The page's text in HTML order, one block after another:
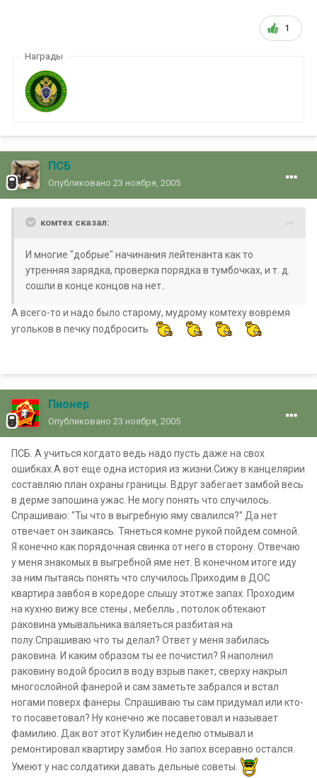
1
Награды
ПСБ
Опубликовано 23 ноября, 2005
комтех сказал:
И многие "добрые" начинания лейтенанта как то
утренняя зарядка, проверка порядка в тумбочках, и т. д.
сошли в конце концов на нет..
А всего-то и надо было старому, мудрому комтеху вовремя
угольков в печку подбросить
Пионер
Опубликовано 23 ноября, 2005
ПСБ. А учиться когдато ведь надо пусть даже на свох
ошибках.А вот еще одна история из жизни.Сижу в канцелярии
составляю план охраны границы. Вдруг забегает замбой весь
в дерме запошина ужас. Не могу понять что случилось.
Спрашиваю: "Ты что в выгребную яму свалился?" Да нет
отвечает он заикаясь. Тянеться комне рукой пойдем сомной.
Я конечно как порядочная свинка от него в сторону. Отвечаю
у меня знакомых в выгребной яме нет. В конечном итоге иду
за ним пытаясь понять что случилось.Приходим в ДОС
квартира завбоя в коредоре слышу этотже запах. Проходим
на кухню вижу все стены , мебелль , потолок обтекают
раковина умывальника валяеться разбитая на
полу.Спрашиваю что ты делал? Ответ у меня забилась
раковина. И каким образом ты ее почистил? Я наполнил
раковину водой бросил в воду взрыв пакет, сверху накрыл
многослойной фанерой и сам заметьте забрался и встал
ногами поверх фанеры. Спрашиваю ты сам придумал или кто-
то посаветовал? Ну конечно же посаветовал и называет
фамилию. Дак вот этот Кулибин неделю отмывал и
ремонтировал квартиру замбоя. Но запох всеравно остался.
Умеют у нас солдатики давать дельные советы.